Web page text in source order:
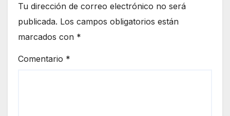
Tu dirección de correo electrónico no será
publicada. Los campos obligatorios están
marcados con *
Comentario *